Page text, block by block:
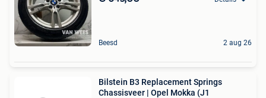
Beesd 2 aug 26
Bilstein B3 Replacement Springs
Chassisveer | Opel Mokka (J1